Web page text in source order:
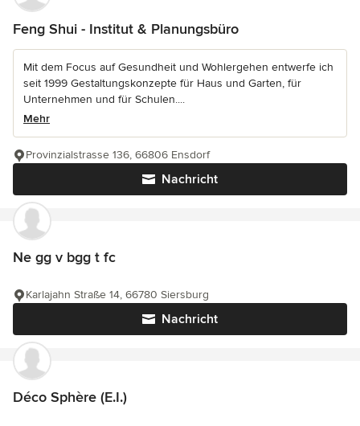
Feng Shui - Institut & Planungsbüro
Mit dem Focus auf Gesundheit und Wohlergehen entwerfe ich
seit 1999 Gestaltungskonzepte für Haus und Garten, für
Unternehmen und für Schulen....
Mehr
Nachricht
Provinzialstrasse 136, 66806 Ensdorf
Ne gg v bgg t fc
Nachricht
Karlajahn Straße 14, 66780 Siersburg
Déco Sphère (E.I.)